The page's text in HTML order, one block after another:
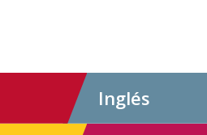
Inglés